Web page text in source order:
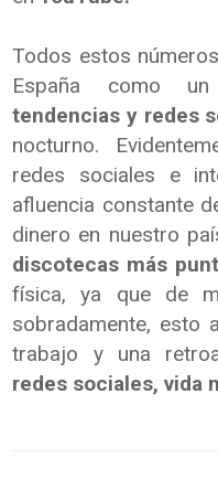
Todos estos
España como
tendencias y redes
nocturno.
redes sociales e
afluencia constante
dinero en nuestro
discotecas más
física, ya que de
sobradamente, esto
trabajo y una
redes sociales, vida